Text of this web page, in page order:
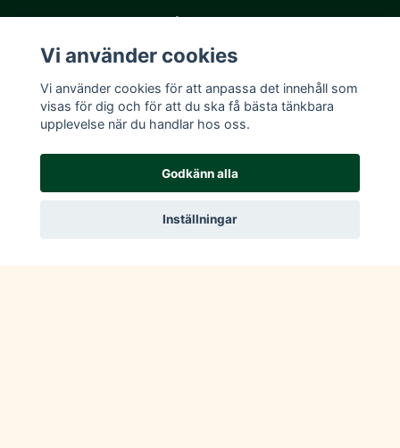
Köpvillkor
Vi använder cookies
Vi använder cookies för att anpassa det innehåll som
visas för dig och för att du ska få bästa tänkbara
upplevelse när du handlar hos oss.
Godkänn alla
Inställningar